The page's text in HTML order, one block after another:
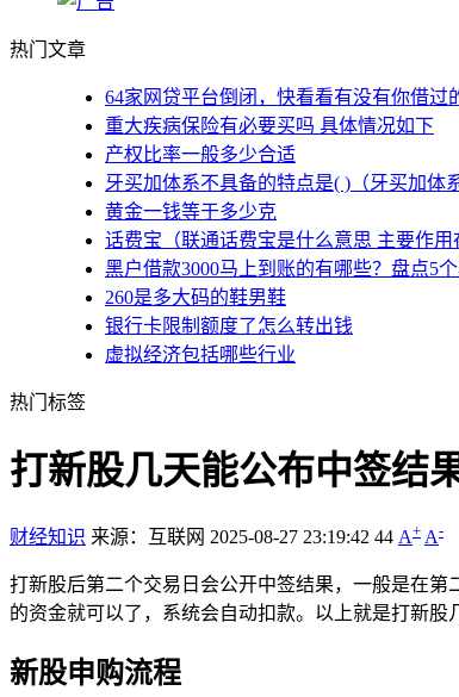
热门文章
64家网贷平台倒闭，快看看有没有你借过
重大疾病保险有必要买吗 具体情况如下
产权比率一般多少合适
牙买加体系不具备的特点是( )（牙买加体
黄金一钱等于多少克
话费宝（联通话费宝是什么意思 主要作用
黑户借款3000马上到账的有哪些？盘点5
260是多大码的鞋男鞋
银行卡限制额度了怎么转出钱
虚拟经济包括哪些行业
热门标签
打新股几天能公布中签结
财经知识 来源：互联网 2025-08-27 23:19:42 44 A+ A-
打新股后第二个交易日会公开中签结果，一般是在
的资金就可以了，系统会自动扣款。以上就是打新股
新股申购流程